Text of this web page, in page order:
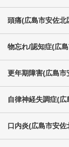
頭痛(広島市安佐北
物忘れ/認知症(広
更年期障害(広島市
自律神経失調症(広
口内炎(広島市安佐